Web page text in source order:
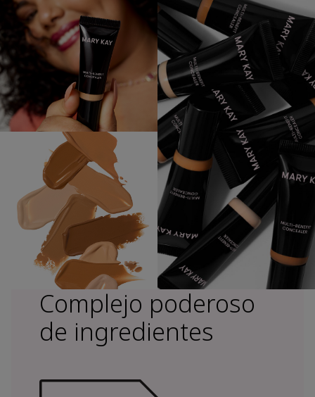
Complejo poderoso
de ingredientes